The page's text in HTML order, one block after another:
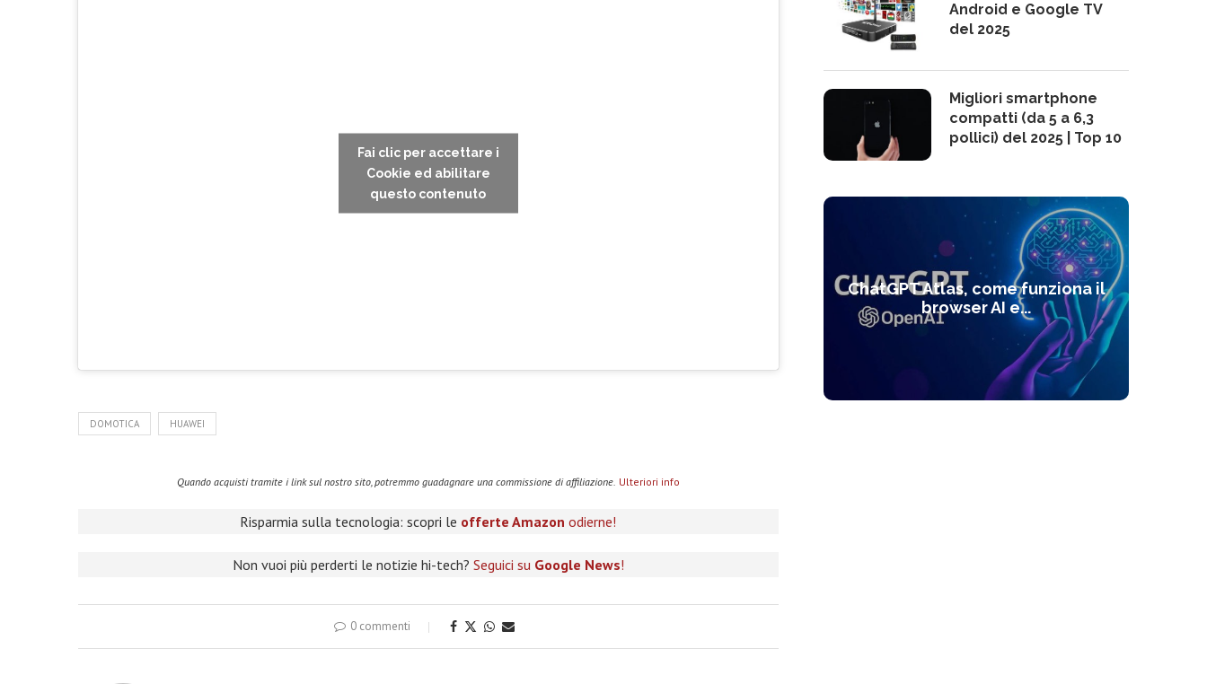
Fai clic per accettare i
Cookie ed abilitare
questo contenuto
DOMOTICA HUAWEI
Quando acquisti tramite i link sul nostro sito, potremmo guadagnare una commissione di affiliazione. Ulteriori info
Risparmia sulla tecnologia: scopri le offerte Amazon odierne!
Non vuoi più perderti le notizie hi-tech? Seguici su Google News!
0 commenti
Android e Google TV
del 2025
Migliori smartphone
compatti (da 5 a 6,3
pollici) del 2025 | Top 10
ChatGPT Atlas, come funziona il
browser AI e...